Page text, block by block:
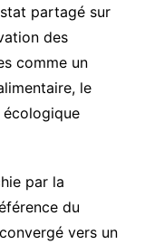
partagé sur
des
comme un
le
écologique
par la
du
vers un